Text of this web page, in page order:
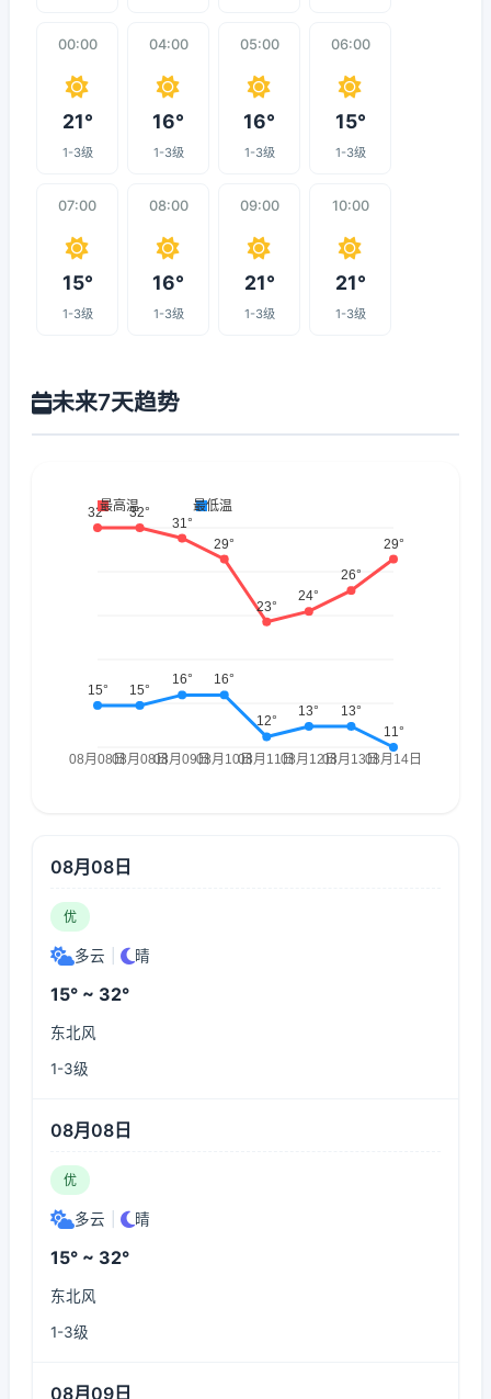
00:00
21°
1-3级
04:00
16°
1-3级
05:00
16°
1-3级
06:00
15°
1-3级
07:00
15°
1-3级
08:00
16°
1-3级
09:00
21°
1-3级
10:00
21°
1-3级
未来7天趋势
08月08日
优
多云 晴
15° ~ 32°
东北风
1-3级
08月08日
优
多云 晴
15° ~ 32°
东北风
1-3级
08月09日